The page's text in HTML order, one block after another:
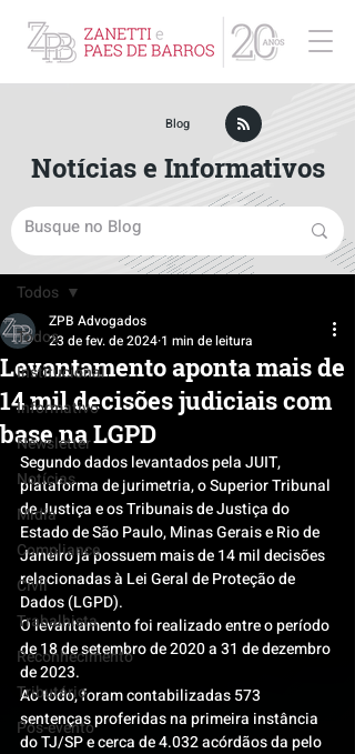
Post
Todos
Institucional
Informativo
Newsletter
Notícias
Mídia
Compliance
Civil
Trabalhista
Reconhecimento
Tributário
Pós-evento
Todos
Levantamento aponta mais de
14 mil decisões judiciais com
base na LGPD
ZPB Advogados
23 de fev. de 2024 1 min de leitura
Segundo dados levantados pela JUIT,
plataforma de jurimetria, o Superior Tribunal
de Justiça e os Tribunais de Justiça do
Estado de São Paulo, Minas Gerais e Rio de
Janeiro já possuem mais de 14 mil decisões
relacionadas à Lei Geral de Proteção de
Dados (LGPD).
O levantamento foi realizado entre o período
de 18 de setembro de 2020 a 31 de dezembro
de 2023.
Ao todo, foram contabilizadas 573
sentenças proferidas na primeira instância
do TJ/SP e cerca de 4.032 acórdãos da pelo
Blog
Notícias e Informativos